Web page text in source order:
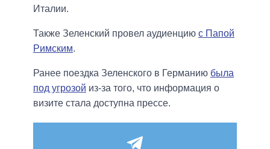
Италии.
Также Зеленский провел аудиенцию с Папой
Римским.
Ранее поездка Зеленского в Германию была
под угрозой из-за того, что информация о
визите стала доступна прессе.